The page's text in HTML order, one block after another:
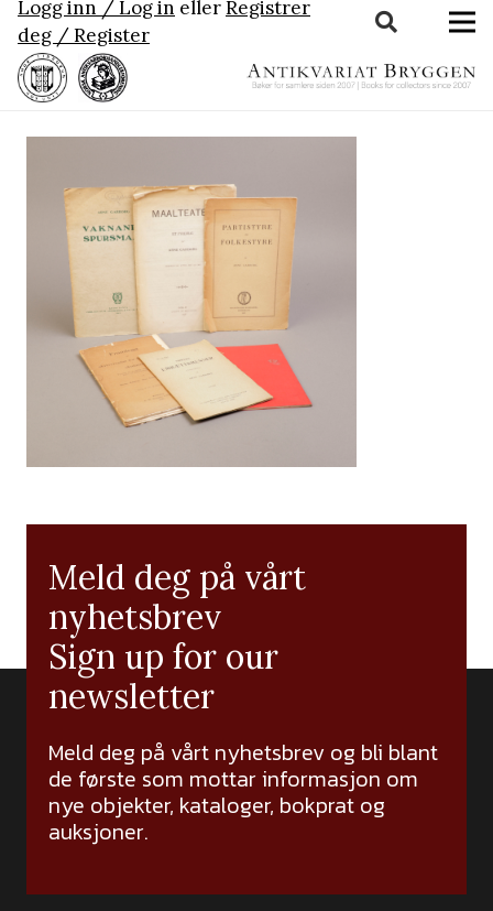
Logg inn / Log in ellerRegistrer
deg / Register
Meld deg på vårt
nyhetsbrev
Sign up for our
newsletter
Meld deg på vårt nyhetsbrev og bli blant
de første som mottar informasjon om
nye objekter, kataloger, bokprat og
auksjoner.